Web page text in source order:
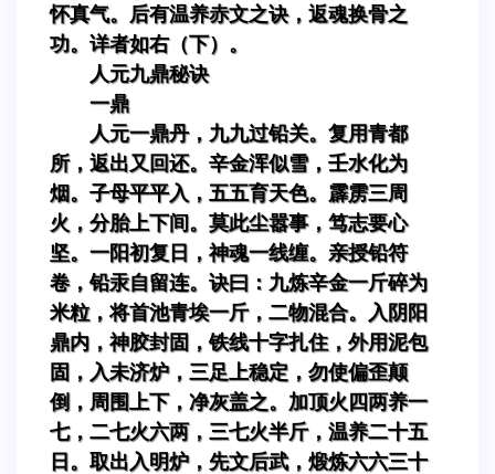
怀真气。后有温养赤文之诀，返魂换骨之
功。详者如右（下）。
人元九鼎秘诀
一鼎
人元一鼎丹，九九过铅关。复用青都
所，返出又回还。辛金浑似雪，壬水化为
烟。子母平平入，五五育天色。霹雳三周
火，分胎上下间。莫此尘嚣事，笃志要心
坚。一阳初复日，神魂一线缠。亲授铅符
卷，铅汞自留连。诀曰：九炼辛金一斤碎为
米粒，将首池青埃一斤，二物混合。入阴阳
鼎内，神胶封固，铁线十字扎住，外用泥包
固，入未济炉，三足上稳定，勿使偏歪颠
倒，周围上下，净灰盖之。加顶火四两养一
七，二七火六两，三七火半斤，温养二十五
日。取出入明炉，先文后武，煅炼六六三十